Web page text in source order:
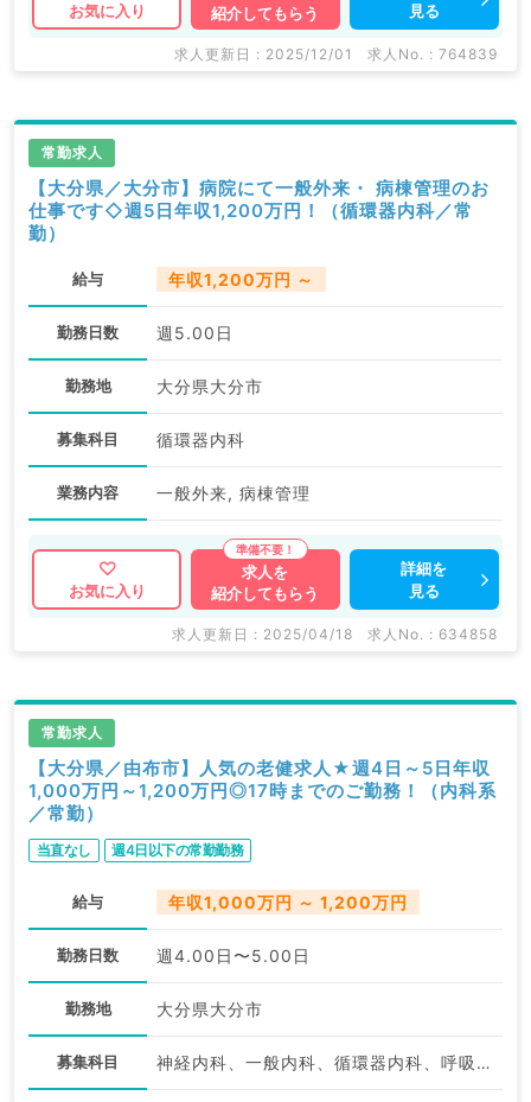
お気に入り
紹介してもらう
見る
求人更新日 : 2025/12/01 求人No. : 764839
常勤求人
【大分県／大分市】病院にて一般外来・ 病棟管理のお
仕事です◇週5日年収1,200万円！（循環器内科／常
勤）
給与 年収1,200万円 ～
勤務日数 週5.00日
勤務地 大分県大分市
募集科目 循環器内科
業務内容 一般外来, 病棟管理
お気に入り
求人を
紹介してもらう
詳細を
見る
求人更新日 : 2025/04/18 求人No. : 634858
常勤求人
【大分県／由布市】人気の老健求人★週4日～5日年収
1,000万円～1,200万円◎17時までのご勤務！（内科系
／常勤）
当直なし 週4日以下の常勤勤務
給与 年収1,000万円 ～ 1,200万円
勤務日数 週4.00日〜5.00日
勤務地 大分県大分市
募集科目 神経内科、一般内科、循環器内科、呼吸器内科、消化器内科、内分泌・代謝内科、腎臓内科、老年内科